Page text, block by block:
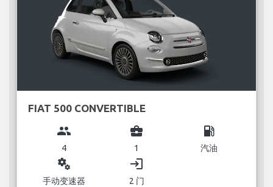
FIAT 500 CONVERTIBLE
group
4
business_center
1
local_gas_station
汽油
miscellaneous_services
手动变速器
login
2 门